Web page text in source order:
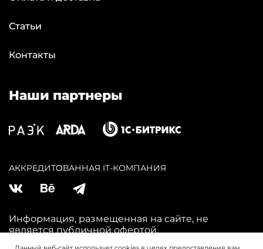
Статьи
Контакты
Наши партнеры
АККPЕДИТОВАННАЯ IT-КОМПАНИЯ
Информация, размещенная на сайте, не
является публичной офертой.